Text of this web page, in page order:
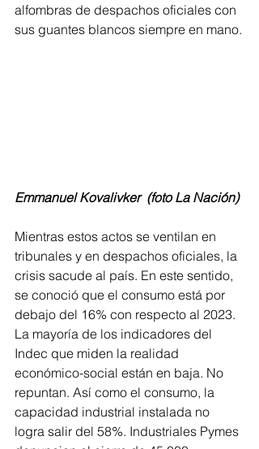
alfombras de despachos oficiales con
sus guantes blancos siempre en mano.
Emmanuel Kovalivker  (foto La Nación)
Mientras estos actos se ventilan en
tribunales y en despachos oficiales, la
crisis sacude al país. En este sentido,
se conoció que el consumo está por
debajo del 16% con respecto al 2023.
La mayoría de los indicadores del
Indec que miden la realidad
económico-social están en baja. No
repuntan. Así como el consumo, la
capacidad industrial instalada no
logra salir del 58%. Industriales Pymes